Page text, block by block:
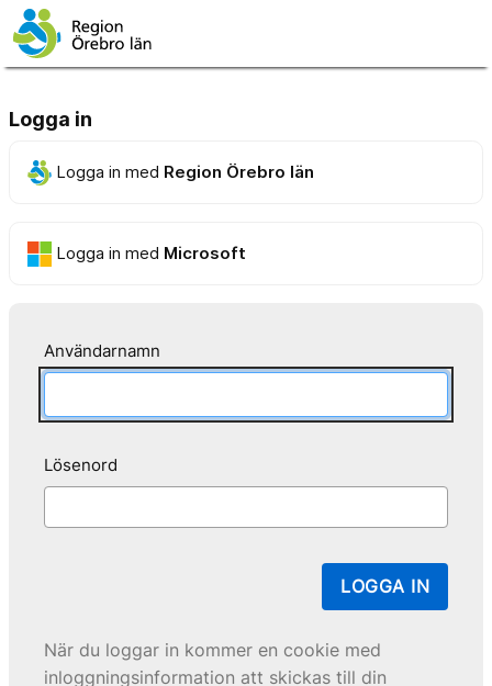
Logga in
Logga in med Region Örebro län
Logga in med Microsoft
Användarnamn
Lösenord
LOGGA IN
När du loggar in kommer en cookie med
inloggningsinformation att skickas till din